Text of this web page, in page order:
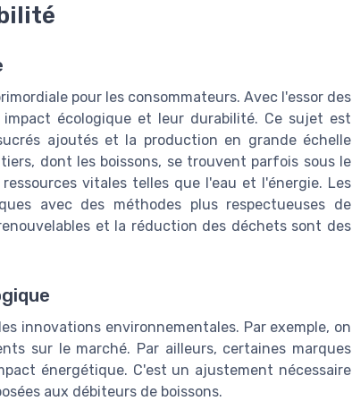
pour les consommateurs. Avec l'essor des
écologique et leur durabilité. Ce sujet est
ajoutés et la production en grande échelle
dont les boissons, se trouvent parfois sous le
vitales telles que l'eau et l'énergie. Les
avec des méthodes plus respectueuses de
et la réduction des déchets sont des
innovations environnementales. Par exemple, on
sur le marché. Par ailleurs, certaines marques
énergétique. C'est un ajustement nécessaire
aux débiteurs de boissons.